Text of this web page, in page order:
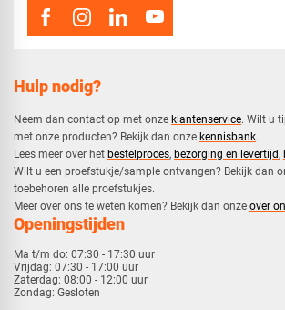
Hulp nodig?
Neem dan contact op met onze klantenservice. Wilt u
met onze producten? Bekijk dan onze kennisbank.
​Lees meer over het bestelproces, bezorging en levertijd,
​Wilt u een proefstukje/sample ontvangen? Bekijk dan
toebehoren alle proefstukjes.
​​Meer over ons te weten komen? Bekijk dan onze over
Openingstijden
Ma t/m do: 07:30 - 17:30 uur
Vrijdag: 07:30 - 17:00 uur
Zaterdag: 08:00 - 12:00 uur
Zondag: Gesloten